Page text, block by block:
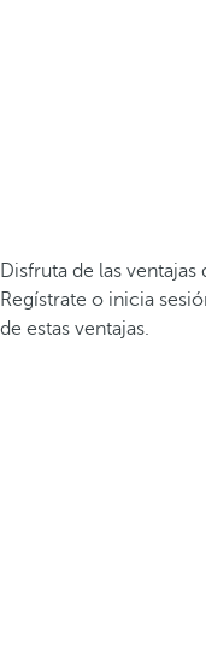
Disfruta de las
Regístrate o inicia
de estas ventajas.